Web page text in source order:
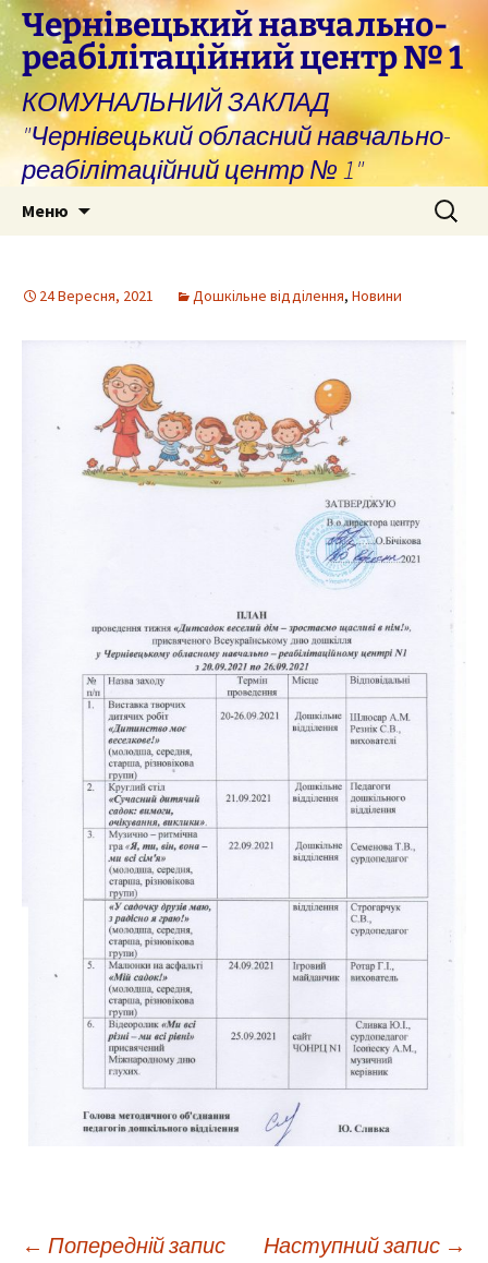
Перейти
до
вмісту
Чернівецький навчально-
реабілітаційний центр № 1
КОМУНАЛЬНИЙ ЗАКЛАД
"Чернівецький обласний навчально-
реабілітаційний центр № 1"
Меню Пошук:
24 Вересня, 2021 Дошкільне відділення, Новини
← Попередній запис Наступний запис →